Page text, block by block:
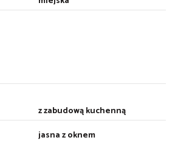
z zabudową kuchenną
jasna z oknem